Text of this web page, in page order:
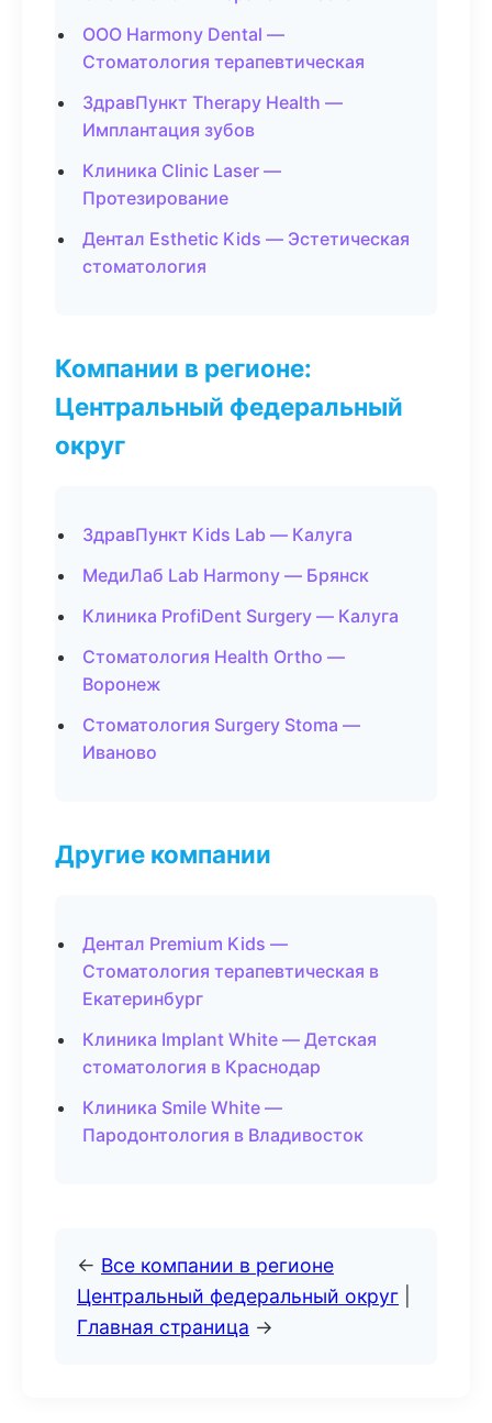
ООО Harmony Dental —
Стоматология терапевтическая
ЗдравПункт Therapy Health —
Имплантация зубов
Клиника Clinic Laser —
Протезирование
Дентал Esthetic Kids — Эстетическая
стоматология
Компании в регионе:
Центральный федеральный
округ
ЗдравПункт Kids Lab — Калуга
МедиЛаб Lab Harmony — Брянск
Клиника ProfiDent Surgery — Калуга
Стоматология Health Ortho —
Воронеж
Стоматология Surgery Stoma —
Иваново
Другие компании
Дентал Premium Kids —
Стоматология терапевтическая в
Екатеринбург
Клиника Implant White — Детская
стоматология в Краснодар
Клиника Smile White —
Пародонтология в Владивосток
← Все компании в регионе
Центральный федеральный округ
Главная страница →